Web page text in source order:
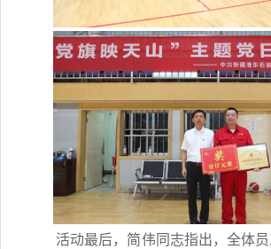
活动最后，简伟同志指出，全体